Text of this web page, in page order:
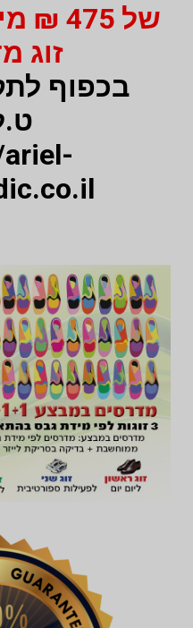
זוג
בכפוף